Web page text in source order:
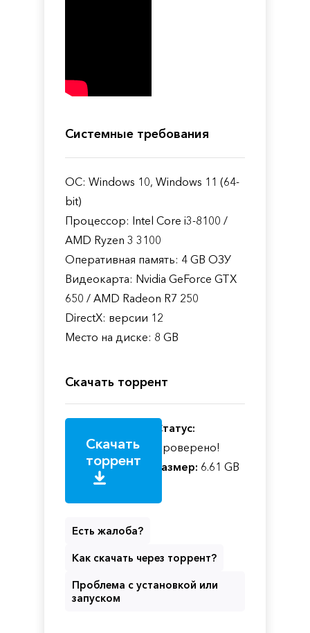
Системные требования
ОС: Windows 10, Windows 11 (64-
bit)
Процессор: Intel Core i3-8100 /
AMD Ryzen 3 3100
Оперативная память: 4 GB ОЗУ
Видеокарта: Nvidia GeForce GTX
650 / AMD Radeon R7 250
DirectX: версии 12
Место на диске: 8 GB
Скачать торрент
Скачать
торрент
Статус:
Проверено!
Размер: 6.61 GB
Есть жалоба?
Как скачать через торрент?
Проблема с установкой или
запуском